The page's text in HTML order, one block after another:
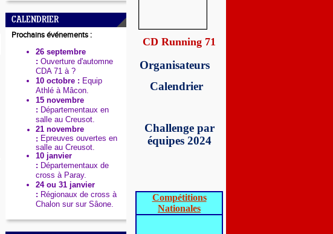
CALENDRIER
Prochains événements :
26 septembre
: Ouverture d'automne
CDA 71 à ?
10 octobre : Equip
Athlé à Mâcon.
15 novembre
: Départementaux en
salle au Creusot.
21 novembre
: Epreuves ouvertes en
salle au Creusot.
10 janvier
: Départementaux de
cross à Paray.
24 ou 31 janvier
: Régionaux de cross à
Chalon sur sur Sâone.
CD Running 71
Organisateurs
Calendrier
Challenge par
équipes 2024
Compétitions
Nationales